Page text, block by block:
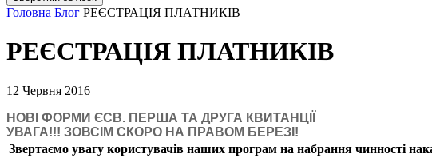
Головна Блог РЕЄСТРАЦІЯ ПЛАТНИКІВ
РЕЄСТРАЦІЯ ПЛАТНИКІВ
12 Червня 2016
НОВІ ФОРМИ ЄСВ. ПЕРША ТА ДРУГА КВИТАНЦІЇ
УВАГА!!! ЗОВСІМ СКОРО НА ПРАВОМ БЕРЕЗІ!
Звертаємо увагу користувачів наших програм на набрання чинності